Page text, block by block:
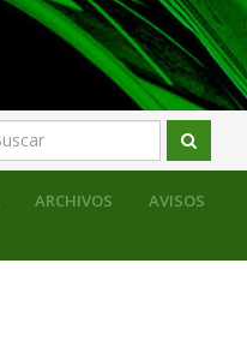
ARCHIVOS AVISOS